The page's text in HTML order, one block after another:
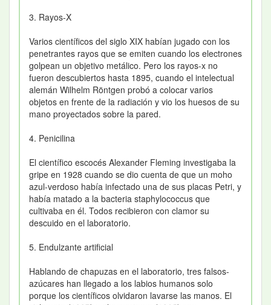
3. Rayos-X
Varios científicos del siglo XIX habían jugado con los
penetrantes rayos que se emiten cuando los electrones
golpean un objetivo metálico. Pero los rayos-x no
fueron descubiertos hasta 1895, cuando el intelectual
alemán Wilhelm Röntgen probó a colocar varios
objetos en frente de la radiación y vio los huesos de su
mano proyectados sobre la pared.
4. Penicilina
El científico escocés Alexander Fleming investigaba la
gripe en 1928 cuando se dio cuenta de que un moho
azul-verdoso había infectado una de sus placas Petri, y
había matado a la bacteria staphylococcus que
cultivaba en él. Todos recibieron con clamor su
descuido en el laboratorio.
5. Endulzante artificial
Hablando de chapuzas en el laboratorio, tres falsos-
azúcares han llegado a los labios humanos solo
porque los científicos olvidaron lavarse las manos. El